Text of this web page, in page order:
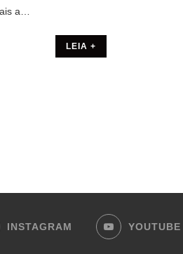
a…
LEIA +
INSTAGRAM YOUTUBE